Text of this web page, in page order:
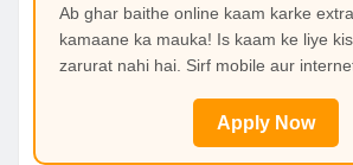
Ab ghar baithe online kaam karke
kamaane ka mauka! Is kaam ke liye
zarurat nahi hai. Sirf mobile aur
Apply Now